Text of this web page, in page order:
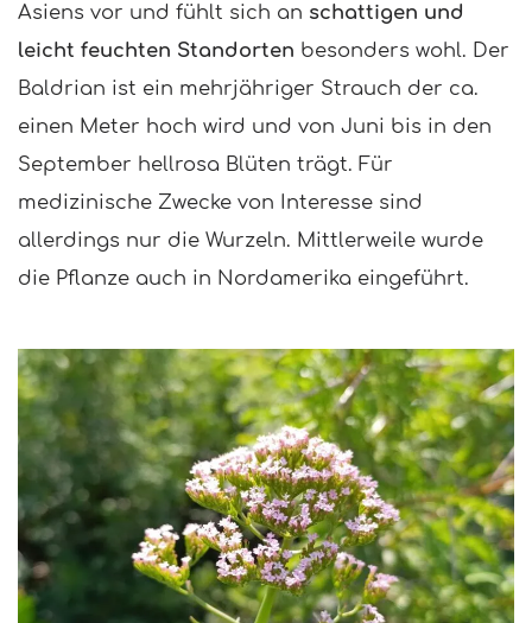
Asiens vor und fühlt sich an schattigen und
leicht feuchten Standorten besonders wohl. Der
Baldrian ist ein mehrjähriger Strauch der ca.
einen Meter hoch wird und von Juni bis in den
September hellrosa Blüten trägt. Für
medizinische Zwecke von Interesse sind
allerdings nur die Wurzeln. Mittlerweile wurde
die Pflanze auch in Nordamerika eingeführt.